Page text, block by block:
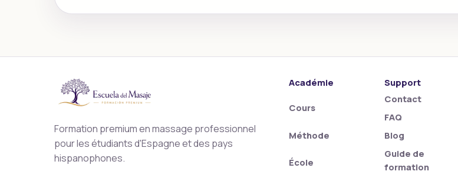
Formation premium en massage professionnel
pour les étudiants d'Espagne et des pays
hispanophones.
Académie
Cours
Méthode
École
Support
Contact
FAQ
Blog
Guide de
formation